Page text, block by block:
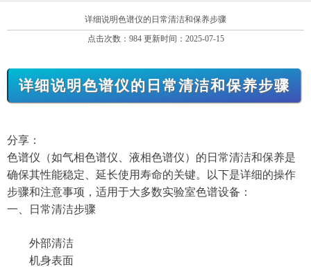
详细说明色谱仪的日常清洁和保养步骤
点击次数：984 更新时间：2025-07-15
详细说明色谱仪的日常清洁和保养步骤
分享：
色谱仪（如气相色谱仪、液相色谱仪）的日常清洁和保养是
确保其性能稳定、延长使用寿命的关键。以下是详细的操作
步骤和注意事项，适用于大多数实验室色谱设备：
一、日常清洁步骤
外部清洁
机身表面